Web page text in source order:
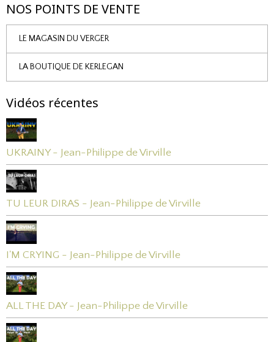
NOS POINTS DE VENTE
LE MAGASIN DU VERGER
LA BOUTIQUE DE KERLEGAN
Vidéos récentes
UKRAINY - Jean-Philippe de Virville
TU LEUR DIRAS - Jean-Philippe de Virville
I'M CRYING - Jean-Philippe de Virville
ALL THE DAY - Jean-Philippe de Virville